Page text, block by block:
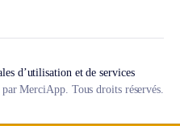
d’utilisation et de services
MerciApp. Tous droits réservés.